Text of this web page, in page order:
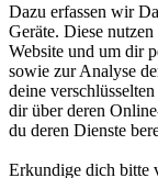
Dazu erfassen wir
Geräte. Diese
Website und um dir
sowie zur Analyse
deine
dir über deren
du deren Dienste
Erkundige dich bitte